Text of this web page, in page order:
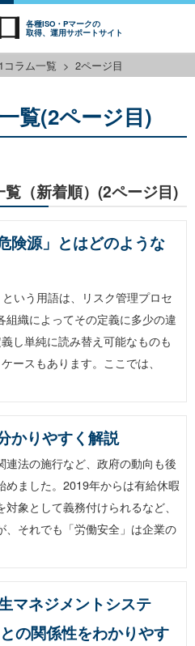
各種ISO・Pマークの
取得、運用サポートサイト
コラム一覧 2ページ目
覧(2ページ目)
（新着順）(2ページ目)
険源」とはどのような
いう用語は、リスク管理プロセ
組織によってその定義に多少の違
し単純に読み替え可能なものも
ースもあります。ここでは、
かりやすく解説
法の施行など、政府の動向も後
ました。2019年からは有給休暇
象として義務付けられるなど、
それでも「労働安全」は企業の
マネジメントシステ
の関係性をわかりやす